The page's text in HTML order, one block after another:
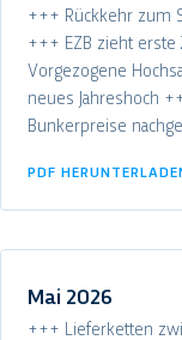
+++ Rückkehr zum
+++ EZB zieht
Vorgezogene
neues Jahreshoch
Bunkerpreise
PDF
Mai 2026
+++ Lieferketten